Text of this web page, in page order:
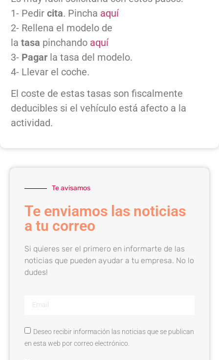
1- Pedircita. Pincha aquí
2- Rellena el modelo de
latasa pinchando aquí
3- Pagar la tasa del modelo.
4- Llevar el coche.
El coste de estas tasas son fiscalmente
deducibles si el vehículo está afecto a la
actividad.
Te avisamos
Te enviamos las noticias
a tu correo
Si quieres ser el primero en informarte de las
noticias que pueden ayudar a tu empresa. No lo
dudes!
Deseo recibir información las noticias que se publican
en esta web por correo electrónico.